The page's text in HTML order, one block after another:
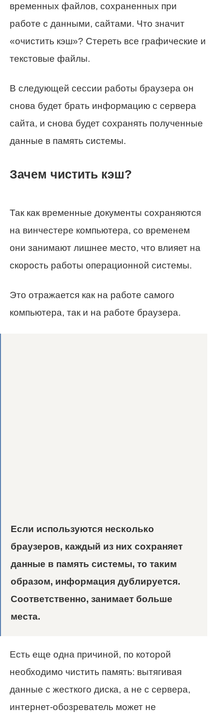
временных файлов, сохраненных при
работе с данными, сайтами. Что значит
«очистить кэш»? Стереть все графические и
текстовые файлы.
В следующей сессии работы браузера он
снова будет брать информацию с сервера
сайта, и снова будет сохранять полученные
данные в память системы.
Зачем чистить кэш?
Так как временные документы сохраняются
на винчестере компьютера, со временем
они занимают лишнее место, что влияет на
скорость работы операционной системы.
Это отражается как на работе самого
компьютера, так и на работе браузера.
Если используются несколько
браузеров, каждый из них сохраняет
данные в память системы, то таким
образом, информация дублируется.
Соответственно, занимает больше
места.
Есть еще одна причиной, по которой
необходимо чистить память: вытягивая
данные с жесткого диска, а не с сервера,
интернет-обозреватель может не